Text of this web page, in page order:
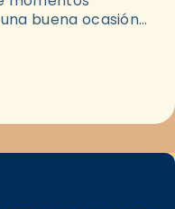
buena ocasión